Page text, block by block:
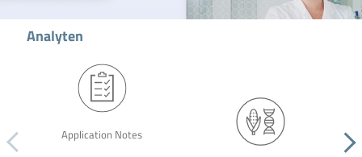
Analyten
Application Notes